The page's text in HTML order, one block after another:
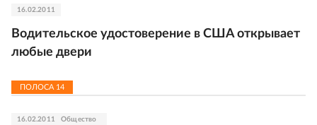
16.02.2011
Водительское удостоверение в США открывает
любые двери
ПОЛОСА 14
16.02.2011 Общество